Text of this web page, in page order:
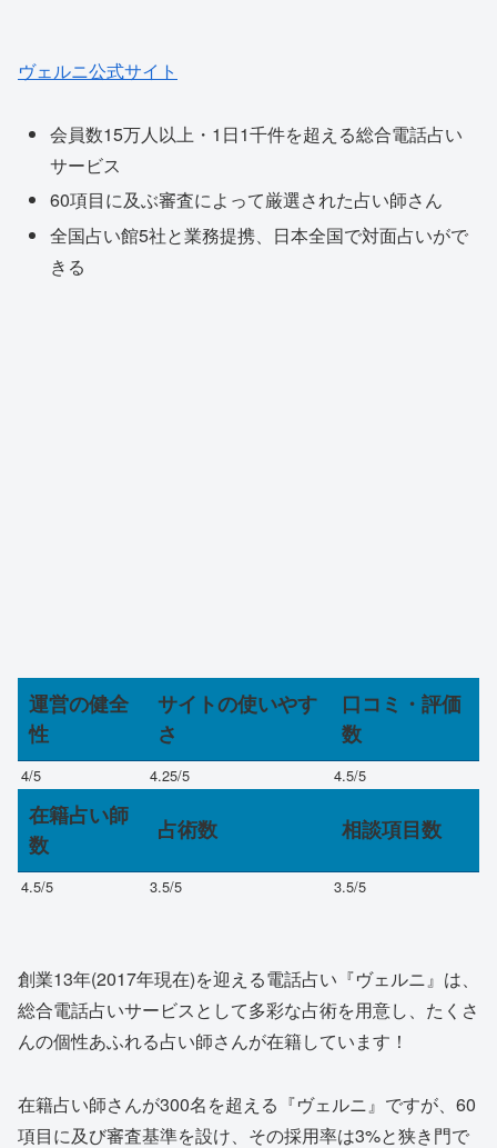
ヴェルニ公式サイト
会員数15万人以上・1日1千件を超える総合電話占い
サービス
60項目に及ぶ審査によって厳選された占い師さん
全国占い館5社と業務提携、日本全国で対面占いがで
きる
運営の健全
性
サイトの使いやす
さ
口コミ・評価
数
4/5 4.25/5 4.5/5
在籍占い師
数
占術数 相談項目数
4.5/5 3.5/5 3.5/5
創業13年(2017年現在)を迎える電話占い『ヴェルニ』は、
総合電話占いサービスとして多彩な占術を用意し、たくさ
んの個性あふれる占い師さんが在籍しています！
在籍占い師さんが300名を超える『ヴェルニ』ですが、 60
項目に及び審査基準を設け、その採用率は3%と狭き門で